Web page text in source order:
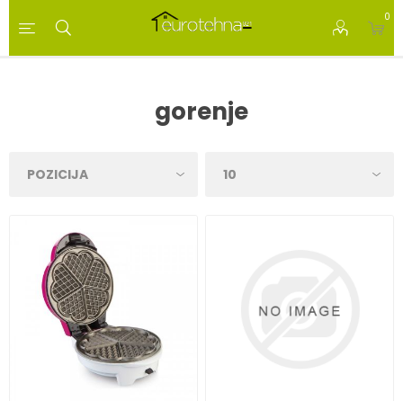
0
gorenje